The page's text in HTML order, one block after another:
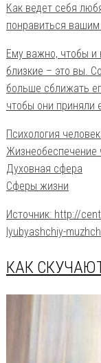
Как ведет себя
понравиться вашим
Ему важно, чтобы
близкие – это вы.
больше сближать
чтобы они приняли
Психология
Жизнеобеспечение
Духовная сфера
Сферы жизни
Источник: http://
lyubyashchiy-
КАК